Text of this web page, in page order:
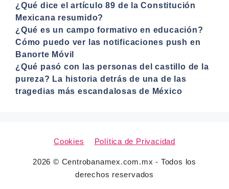
¿Qué dice el artículo 89 de la Constitución
Mexicana resumido?
¿Qué es un campo formativo en educación?
Cómo puedo ver las notificaciones push en
Banorte Móvil
¿Qué pasó con las personas del castillo de la
pureza? La historia detrás de una de las
tragedias más escandalosas de México
Cookies Política de Privacidad
2026 © Centrobanamex.com.mx - Todos los
derechos reservados